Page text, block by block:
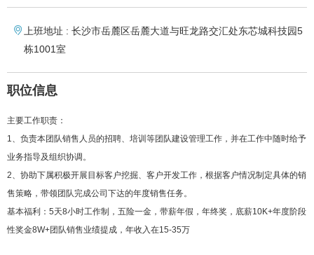
上班地址 : 长沙市岳麓区岳麓大道与旺龙路交汇处东芯城科技园5
栋1001室
职位信息
主要工作职责：
1、负责本团队销售人员的招聘、培训等团队建设管理工作，并在工作中随时给予
业务指导及组织协调。
2、协助下属积极开展目标客户挖掘、客户开发工作，根据客户情况制定具体的销
售策略，带领团队完成公司下达的年度销售任务。
基本福利：5天8小时工作制，五险一金，带薪年假，年终奖，底薪10K+年度阶段
性奖金8W+团队销售业绩提成，年收入在15-35万